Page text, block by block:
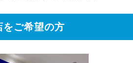
をご希望の方